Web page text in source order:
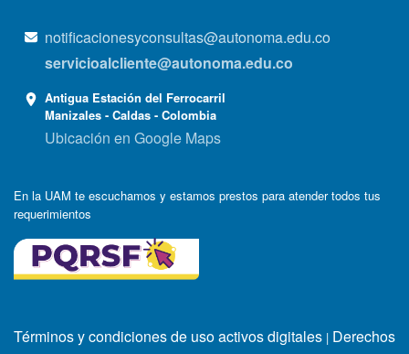
notificacionesyconsultas@autonoma.edu.co
servicioalcliente@autonoma.edu.co
Antigua Estación del Ferrocarril
Manizales - Caldas - Colombia
Ubicación en Google Maps
En la UAM te escuchamos y estamos prestos para atender todos tus
requerimientos
Términos y condiciones de uso activos digitales | Derechos